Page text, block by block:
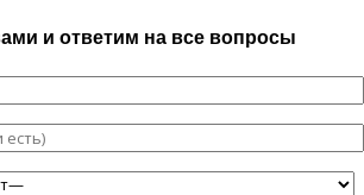
и ответим на все вопросы